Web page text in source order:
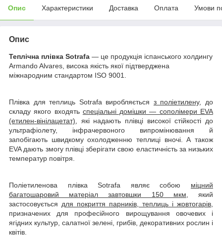
Опис Характеристики Доставка Оплата Умови
Опис
Теплічна плівка Sotrafa — це продукція іспанського холдингу
Armando Alvares, висока якість якої підтверджена
міжнародним стандартом ISO 9001.
Плівка для теплиць Sotrafa виробляється з поліетилену, до
складу якого входять спеціальні домішки — сополімери EVA
(етилен-вінілацетат) , які надають плівці високої стійкості до
ультрафіолету, інфрачервоного випромінювання й
запобігають швидкому охолодженню теплиці вночі. А також
EVA дають змогу плівці зберігати свою еластичність за низьких
температур повітря.
Поліетиленова плівка Sotrafa являє собою міцний
багатошаровий матеріал завтовшки 150 мкм , який
застосовується для покриття парників, теплиць і жовтогарів
призначених для професійного вирощування овочевих і
ягідних культур, салатної зелені, грибів, декоративних рослин і
квітів.